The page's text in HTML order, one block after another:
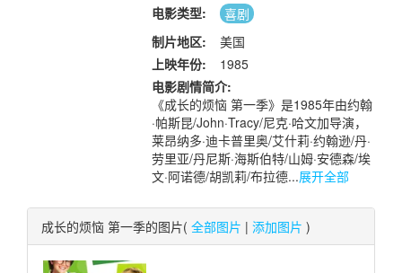
电影类型:
喜剧
制片地区:
美国
上映年份:
1985
电影剧情简介:
《成长的烦恼 第一季》是1985年由约翰
·帕斯昆/John·Tracy/尼克·哈文加导演，
莱昂纳多·迪卡普里奥/艾什莉·约翰逊/丹·
劳里亚/丹尼斯·海斯伯特/山姆·安德森/埃
文·阿诺德/胡凯莉/布拉德...展开全部
成长的烦恼 第一季的图片( 全部图片 | 添加图片 )